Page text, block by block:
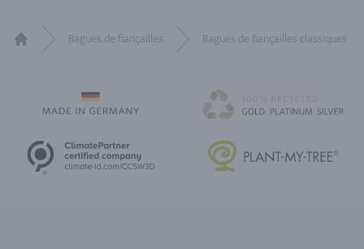
Bagues de fiançailles Bagues de fiançailles classiques